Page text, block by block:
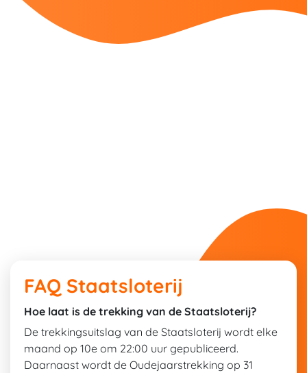
FAQ Staatsloterij
Hoe laat is de trekking van de Staatsloterij?
De trekkingsuitslag van de Staatsloterij wordt elke
maand op 10e om 22:00 uur gepubliceerd.
Daarnaast wordt de Oudejaarstrekking op 31